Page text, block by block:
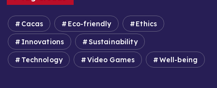
Cacas Eco-friendly Ethics
Innovations Sustainability
Technology Video Games Well-being